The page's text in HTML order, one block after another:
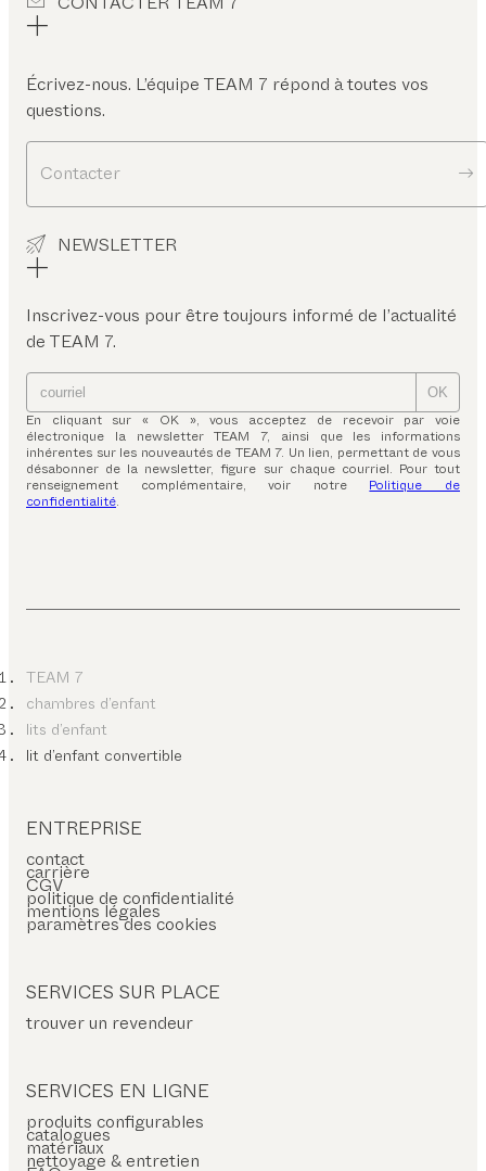
Écrivez-nous. L’équipe TEAM 7 répond à toutes vos
questions.
Contacter
NEWSLETTER
Inscrivez-vous pour être toujours informé de l’actualité
de TEAM 7.
OK
En cliquant sur « OK », vous acceptez de recevoir par voie
électronique la newsletter TEAM 7, ainsi que les informations
inhérentes sur les nouveautés de TEAM 7. Un lien, permettant de vous
désabonner de la newsletter, figure sur chaque courriel. Pour tout
renseignement complémentaire, voir notre Politique de
confidentialité.
TEAM 7
chambres d’enfant
lits d’enfant
lit d’enfant convertible
ENTREPRISE
contact
carrière
CGV
politique de confidentialité
mentions légales
paramètres des cookies
SERVICES SUR PLACE
trouver un revendeur
SERVICES EN LIGNE
produits configurables
catalogues
matériaux
nettoyage & entretien